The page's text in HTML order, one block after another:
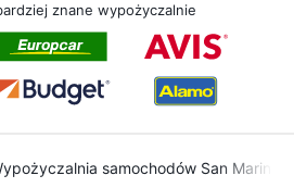
znane wypożyczalnie
samochodów San Marino